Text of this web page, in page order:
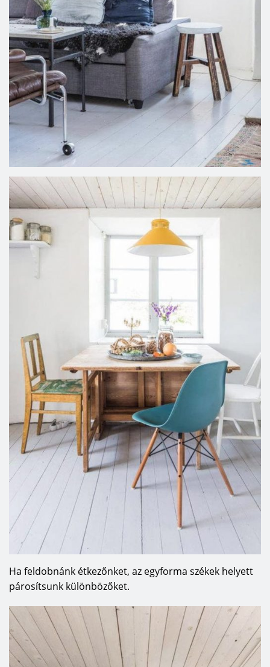
Ha feldobnánk étkezőnket, az egyforma székek helyett
párosítsunk különbözőket.